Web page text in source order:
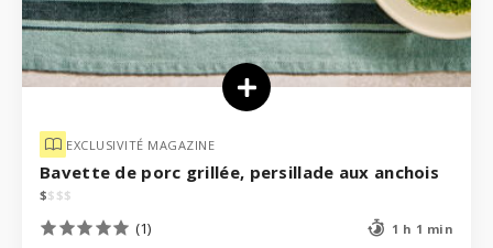
EXCLUSIVITÉ MAGAZINE
Bavette de porc grillée, persillade aux anchois
$$ $$
(1) 1 h 1 min